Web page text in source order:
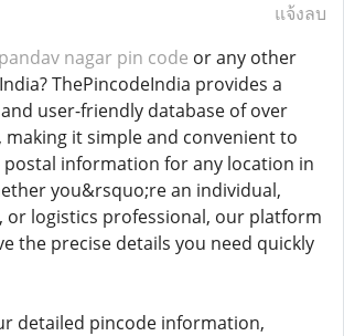
แจ้งลบ
pandav nagar pin code or any other
ThePincodeIndia provides a
user-friendly database of over
making it simple and convenient to
postal information for any location in
you&rsquo;re an individual,
or logistics professional, our platform
the precise details you need quickly
detailed pincode information,